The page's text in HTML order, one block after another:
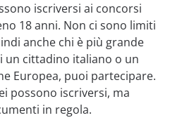
iscriversi ai concorsi
18 anni. Non ci sono limiti
anche chi è più grande
un cittadino italiano o un
Europea, puoi partecipare.
possono iscriversi, ma
in regola.